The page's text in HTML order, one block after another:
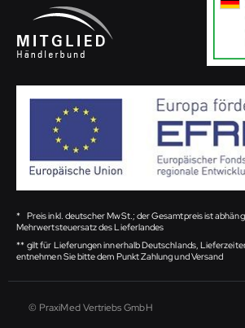
* Preis inkl. deutscher MwSt.; der Gesamtpreis ist
Mehrwertsteuersatz des Lieferlandes
** gilt für Lieferungen innerhalb Deutschlands,
entnehmen Sie bitte dem Punkt Zahlung und Versand
© PraxiMed Vertriebs GmbH